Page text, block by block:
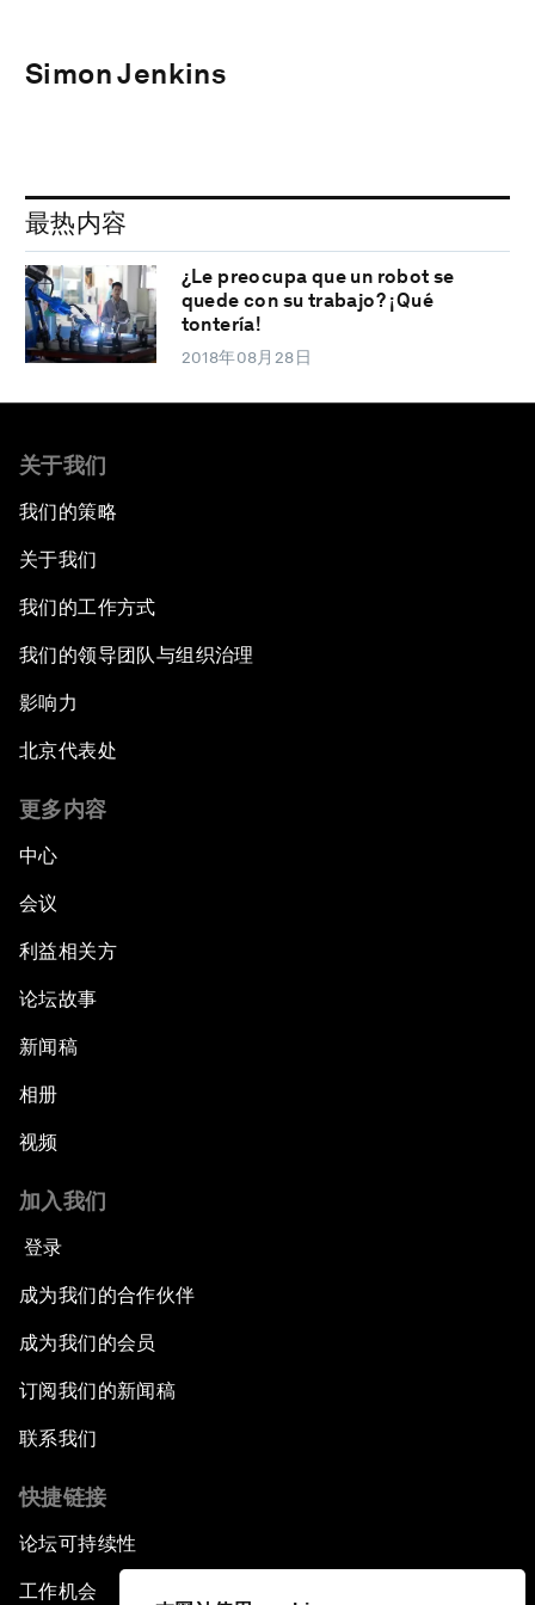
Simon Jenkins
最热内容
¿Le preocupa que un robot se
quede con su trabajo? ¡Qué
tontería!
2018年08月28日
关于我们
我们的策略
关于我们
我们的工作方式
我们的领导团队与组织治理
影响力
北京代表处
更多内容
中心
会议
利益相关方
论坛故事
新闻稿
相册
视频
加入我们
登录
成为我们的合作伙伴
成为我们的会员
订阅我们的新闻稿
联系我们
快捷链接
论坛可持续性
工作机会